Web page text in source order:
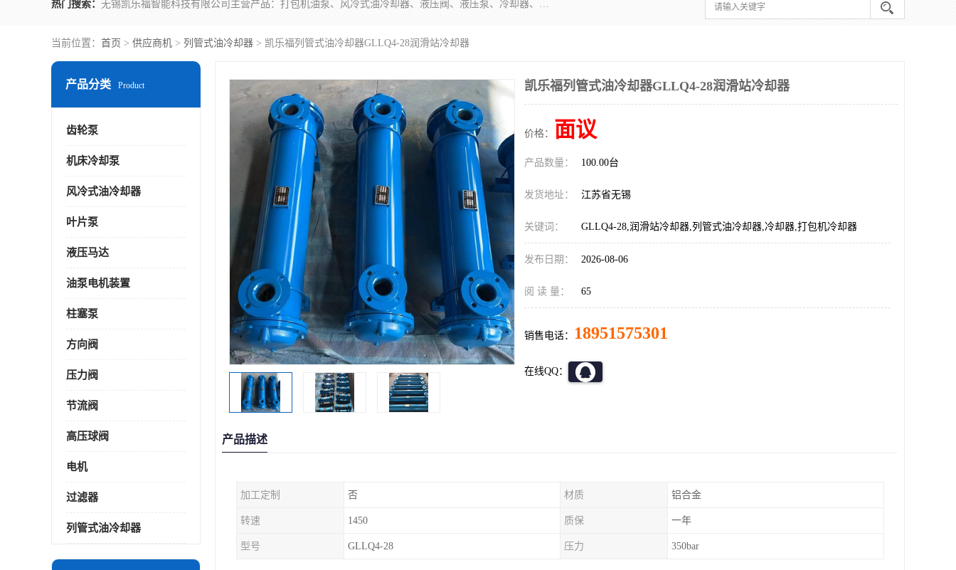
热门搜索： 无锡凯乐福智能科技有限公司主营产品：打包机油泵、风冷式油冷却器、液压阀、液压泵、冷却器、过滤器及气动元器件。公司主导生产齿轮泵、齿轮马达、液压阀等产品。共计100多个系列、3000余种规格。覆盖了液压系统的动力元件、控制元件和执行元件，具备较强的成套供货、服务能力。
当前位置： 首页 > 供应商机 > 列管式油冷却器 > 凯乐福列管式油冷却器GLLQ4-28润滑站冷却器
产品分类 Product
齿轮泵
机床冷却泵
风冷式油冷却器
叶片泵
液压马达
油泵电机装置
柱塞泵
方向阀
压力阀
节流阀
高压球阀
电机
过滤器
列管式油冷却器
凯乐福列管式油冷却器GLLQ4-28润滑站冷却器
价格： 面议
产品数量： 100.00台
发货地址： 江苏省无锡
关键词： GLLQ4-28,润滑站冷却器,列管式油冷却器,冷却器,打包机冷却器
发布日期： 2026-08-06
阅 读 量： 65
销售电话： 18951575301
在线QQ：
产品描述
加工定制 否 材质 铝合金
转速 1450 质保 一年
型号 GLLQ4-28 压力 350bar